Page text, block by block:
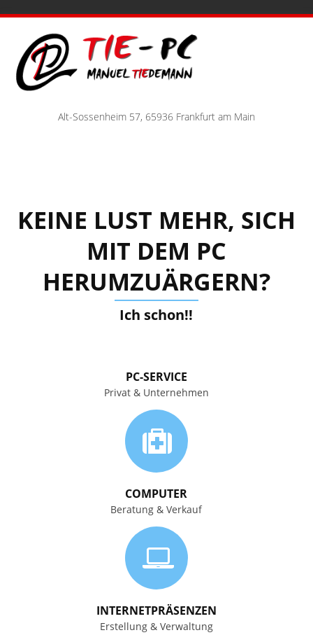
Alt-Sossenheim 57, 65936 Frankfurt am Main
KEINE LUST MEHR, SICH
MIT DEM PC
HERUMZUÄRGERN?
Ich schon!!
PC-SERVICE
Privat & Unternehmen
COMPUTER
Beratung & Verkauf
INTERNETPRÄSENZEN
Erstellung & Verwaltung